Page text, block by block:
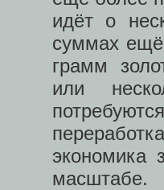
идёт о
суммах
грамм
или
экономика
масштабе.